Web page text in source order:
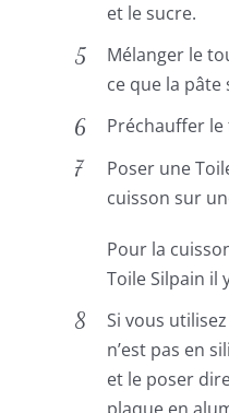
et le sucre.
Mélanger le
ce que la
Préchauffer le
Poser une
cuisson sur
Pour la
Toile Silpain il
Si vous
n’est pas en
et le poser